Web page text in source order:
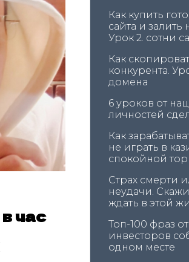
час
Как купить
сайта и залить
Урок 2. сотни
Как
конкурента.
домена
6 уроков от
личностей
Как
не играть в
спокойной
Страх смерти
неудачи.
ждать в этой
Топ-100 фраз
инвесторов
одном месте